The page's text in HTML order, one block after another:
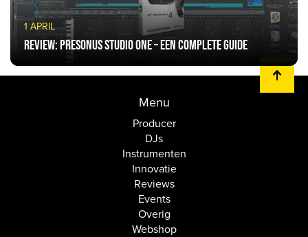
1 APRIL
Review: PreSonus Studio One – een complete guide
Menu
Producer
DJs
Instrumenten
Innovatie
Reviews
Events
Overig
Webshop